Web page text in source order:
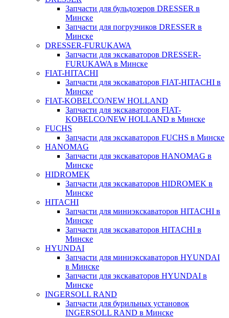
Запчасти для бульдозеров DRESSER в
Минске
Запчасти для погрузчиков DRESSER в
Минске
DRESSER-FURUKAWA
Запчасти для экскаваторов DRESSER-
FURUKAWA в Минске
FIAT-HITACHI
Запчасти для экскаваторов FIAT-HITACHI в
Минске
FIAT-KOBELCO/NEW HOLLAND
Запчасти для экскаваторов FIAT-
KOBELCO/NEW HOLLAND в Минске
FUCHS
Запчасти для экскаваторов FUCHS в Минске
HANOMAG
Запчасти для экскаваторов HANOMAG в
Минске
HIDROMEK
Запчасти для экскаваторов HIDROMEK в
Минске
HITACHI
Запчасти для миниэкскаваторов HITACHI в
Минске
Запчасти для экскаваторов HITACHI в
Минске
HYUNDAI
Запчасти для миниэкскаваторов HYUNDAI
в Минске
Запчасти для экскаваторов HYUNDAI в
Минске
INGERSOLL RAND
Запчасти для бурильных установок
INGERSOLL RAND в Минске